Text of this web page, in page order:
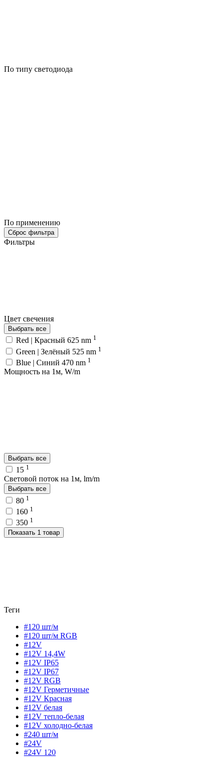
По типу светодиода
По применению
Сброс фильтра
Фильтры
Цвет свечения
Выбрать все
Red | Красный 625 nm 1
Green | Зелёный 525 nm 1
Blue | Синий 470 nm 1
Мощность на 1м, W/m
Выбрать все
15 1
Световой поток на 1м, lm/m
Выбрать все
80 1
160 1
350 1
Показать 1 товар
Теги
#120 шт/м
#120 шт/м RGB
#12V
#12V 14,4W
#12V IP65
#12V IP67
#12V RGB
#12V Герметичные
#12V Красная
#12V белая
#12V тепло-белая
#12V холодно-белая
#240 шт/м
#24V
#24V 120